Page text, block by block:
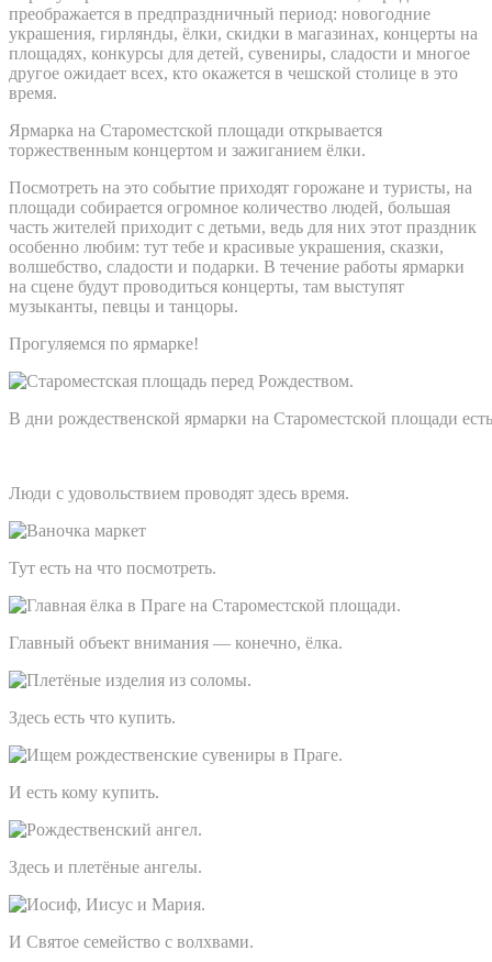
преображается в предпраздничный период: новогодние
украшения, гирлянды, ёлки, скидки в магазинах, концерты на
площадях, конкурсы для детей, сувениры, сладости и многое
другое ожидает всех, кто окажется в чешской столице в это
время.
Ярмарка на Староместской площади открывается
торжественным концертом и зажиганием ёлки.
Посмотреть на это событие приходят горожане и туристы, на
площади собирается огромное количество людей, большая
часть жителей приходит с детьми, ведь для них этот праздник
особенно любим: тут тебе и красивые украшения, сказки,
волшебство, сладости и подарки. В течение работы ярмарки
на сцене будут проводиться концерты, там выступят
музыканты, певцы и танцоры.
Прогуляемся по ярмарке!
В дни рождественской ярмарки на Староместской площади
Люди с удовольствием проводят здесь время.
Тут есть на что посмотреть.
Главный объект внимания — конечно, ёлка.
Здесь есть что купить.
И есть кому купить.
Здесь и плетёные ангелы.
И Святое семейство с волхвами.